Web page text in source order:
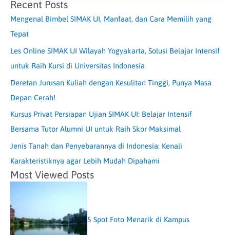
Recent Posts
Mengenal Bimbel SIMAK UI, Manfaat, dan Cara Memilih yang
Tepat
Les Online SIMAK UI Wilayah Yogyakarta, Solusi Belajar Intensif
untuk Raih Kursi di Universitas Indonesia
Deretan Jurusan Kuliah dengan Kesulitan Tinggi, Punya Masa
Depan Cerah!
Kursus Privat Persiapan Ujian SIMAK UI: Belajar Intensif
Bersama Tutor Alumni UI untuk Raih Skor Maksimal
Jenis Tanah dan Penyebarannya di Indonesia: Kenali
Karakteristiknya agar Lebih Mudah Dipahami
Most Viewed Posts
5 Spot Foto Menarik di Kampus